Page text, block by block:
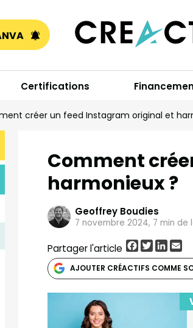
Certifications
créer un feed Instagram original et
Comment
harmonieux ?
Geoffrey Boudies
7 novembre 2024, 7 min de
Partager l'article Facebook
Twitter
AJOUTER CRÉACTIFS COMME